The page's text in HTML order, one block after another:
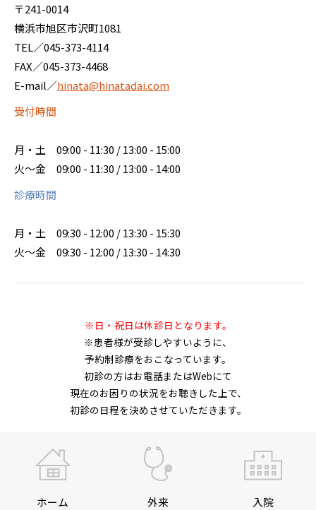
〒241-0014
横浜市旭区市沢町1081
TEL／045-373-4114
FAX／045-373-4468
E-mail／hinata@hinatadai.com
受付時間
月・土
09:00 - 11:30 / 13:00 - 15:00
火～金
09:00 - 11:30 / 13:00 - 14:00
診療時間
月・土
09:30 - 12:00 / 13:30 - 15:30
火～金
09:30 - 12:00 / 13:30 - 14:30
※日・祝日は休診日となります。
※患者様が受診しやすいように、
予約制診療をおこなっています。
初診の方はお電話またはWebにて
現在のお困りの状況をお聴きした上で、
初診の日程を決めさせていただきます。
ホーム 外来 入院